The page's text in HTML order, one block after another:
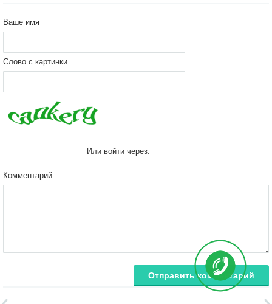
Ваше имя
Слово с картинки
Или войти через:
Комментарий
Отправить комментарий